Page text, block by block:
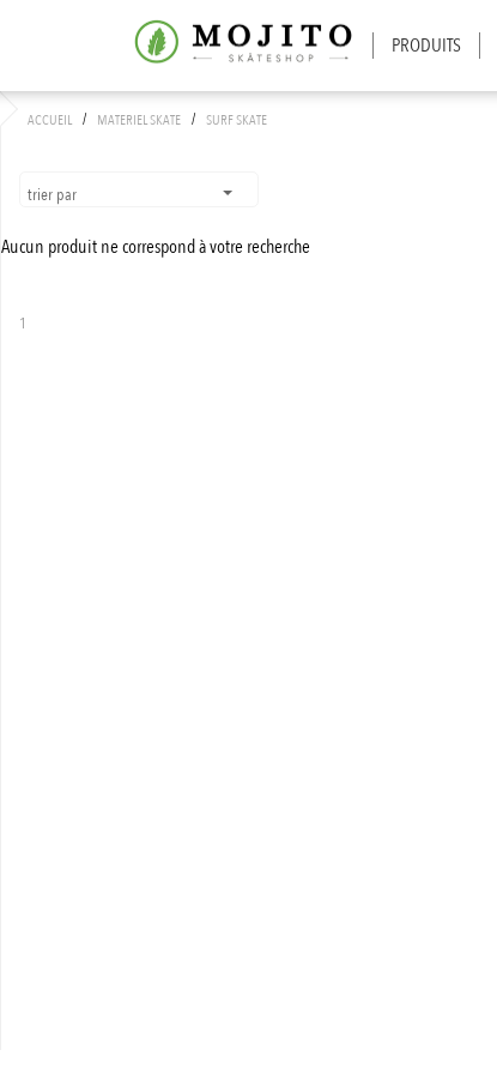
PRODUITS
ACCUEIL / MATERIEL SKATE / SURF SKATE
trier par
Aucun produit ne correspond à votre recherche
1